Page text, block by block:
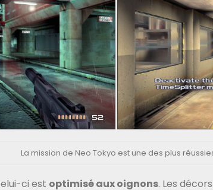
La mission de Neo Tokyo est une des plus
ci est optimisé aux oignons. Les